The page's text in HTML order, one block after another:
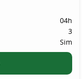
04h
3
Sim